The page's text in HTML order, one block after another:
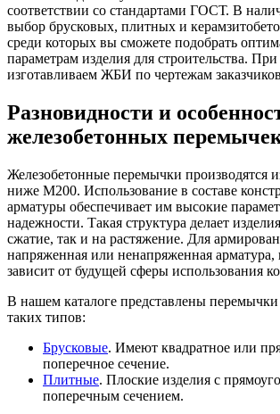
соответствии со стандартами ГОСТ. В
выбор брусковых, плитных и
среди которых вы сможете подобрать
параметрам изделия для строительства.
изготавливаем ЖБИ по чертежам
Разновидности и
железобетонных
Железобетонные перемычки производятся
ниже М200. Использование в составе
арматуры обеспечивает им высокие
надежности. Такая структура делает
сжатие, так и на растяжение. Для
напряженная или ненапряженная арматура,
зависит от будущей сферы использования
В нашем каталоге представлены перемычки
таких типов:
Брусковые. Имеют квадратное или
поперечное сечение.
Плитные. Плоские изделия с
поперечным сечением.